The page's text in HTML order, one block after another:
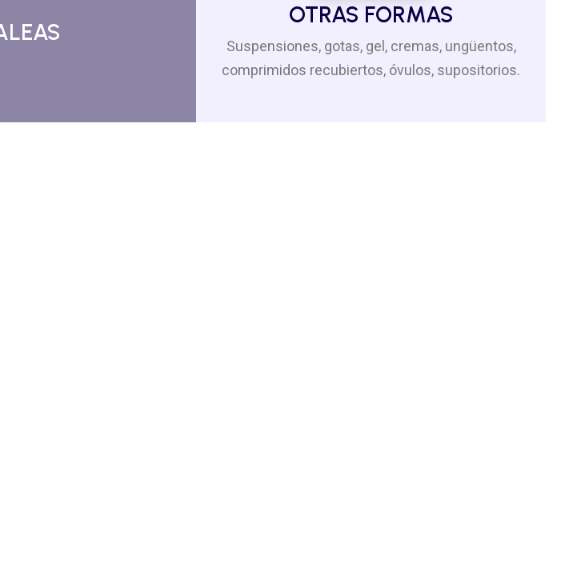
OTRAS FORMAS
Suspensiones, gotas, gel, cremas, ungüentos,
comprimidos recubiertos, óvulos, supositorios.